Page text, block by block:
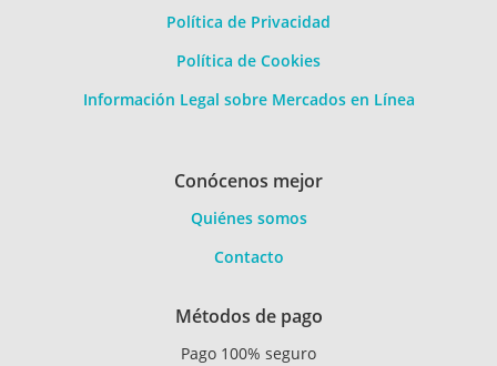
Política de Privacidad
Política de Cookies
Información Legal sobre Mercados en Línea
Conócenos mejor
Quiénes somos
Contacto
Métodos de pago
Pago 100% seguro